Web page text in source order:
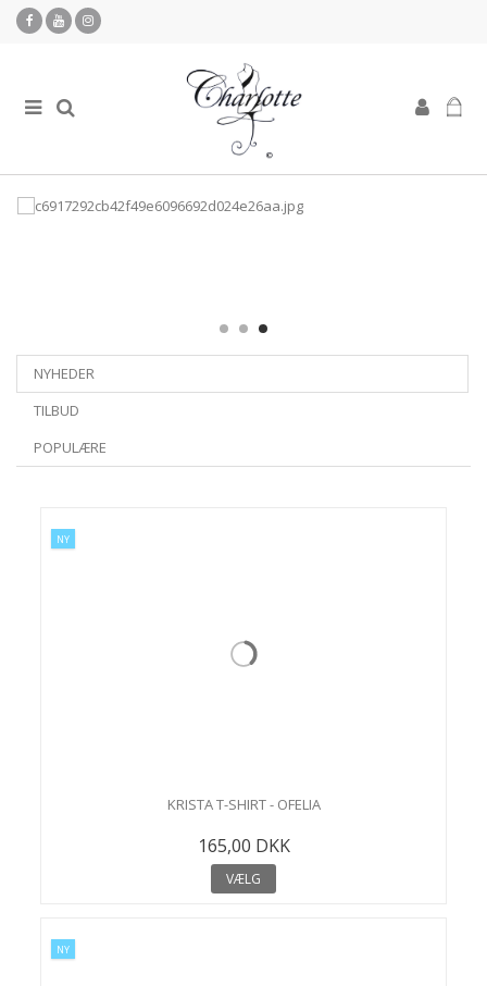
NYHEDER
TILBUD
POPULÆRE
NY
KRISTA T-SHIRT - OFELIA
165,00 DKK
VÆLG
NY